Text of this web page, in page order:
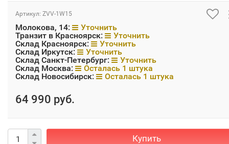
Артикул: ZVV-1W15
Молокова, 14:
Уточнить
Транзит в Красноярск:
Уточнить
Склад Красноярск:
Уточнить
Склад Иркутск:
Уточнить
Склад Санкт-Петербург:
Уточнить
Склад Москва:
Осталась 1 штука
Склад Новосибирск:
Осталась 1 штука
64 990 руб.
Купить